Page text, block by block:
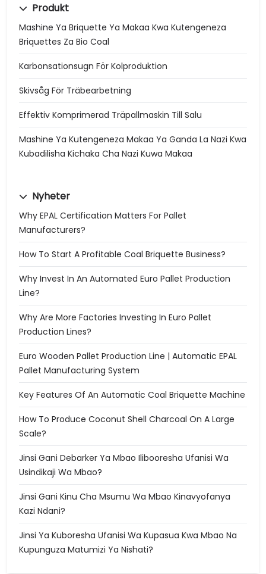
Produkt
Mashine Ya Briquette Ya Makaa Kwa Kutengeneza
Briquettes Za Bio Coal
Karbonsationsugn För Kolproduktion
Skivsåg För Träbearbetning
Effektiv Komprimerad Träpallmaskin Till Salu
Mashine Ya Kutengeneza Makaa Ya Ganda La Nazi Kwa
Kubadilisha Kichaka Cha Nazi Kuwa Makaa
Nyheter
Why EPAL Certification Matters For Pallet
Manufacturers?
How To Start A Profitable Coal Briquette Business?
Why Invest In An Automated Euro Pallet Production
Line?
Why Are More Factories Investing In Euro Pallet
Production Lines?
Euro Wooden Pallet Production Line | Automatic EPAL
Pallet Manufacturing System
Key Features Of An Automatic Coal Briquette Machine
How To Produce Coconut Shell Charcoal On A Large
Scale?
Jinsi Gani Debarker Ya Mbao Ilibooresha Ufanisi Wa
Usindikaji Wa Mbao?
Jinsi Gani Kinu Cha Msumu Wa Mbao Kinavyofanya
Kazi Ndani?
Jinsi Ya Kuboresha Ufanisi Wa Kupasua Kwa Mbao Na
Kupunguza Matumizi Ya Nishati?